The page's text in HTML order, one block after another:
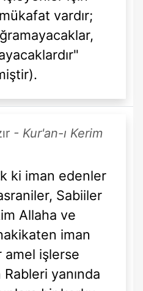
vardır;
- Kur'an-ı Kerim
ki iman edenler
Sabiiler
Allaha ve
iman
amel işlerse
yanında